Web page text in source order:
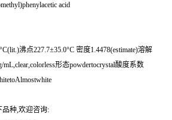
acid
沸点227.7±35.0°C 密度1.4478(estimate)溶解
mL,clear,colorless形态powdertocrystal酸度系数
品种,欢迎咨询: